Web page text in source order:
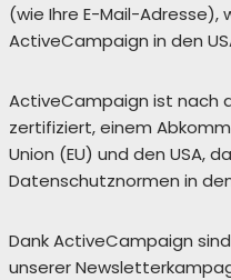
(wie Ihre E-Mail-Adresse),
ActiveCampaign in den
ActiveCampaign ist nach
zertifiziert, einem
Union (EU) und den USA,
Datenschutznormen in
Dank ActiveCampaign
unserer